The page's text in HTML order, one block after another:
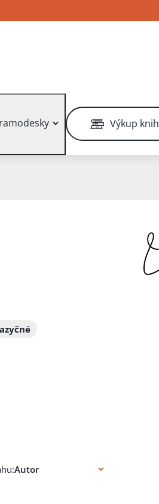
Výkup knih